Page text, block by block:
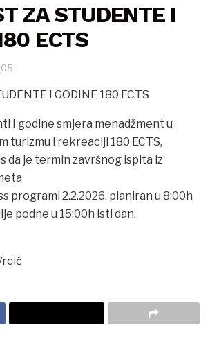
ZA STUDENTE I
ECTS
I GODINE 180 ECTS
I godine smjera menadžment u
turizmu i rekreaciji 180 ECTS,
da je termin završnog ispita iz
programi 2.2.2026. planiran u 8:00h
podne u 15:00h isti dan.